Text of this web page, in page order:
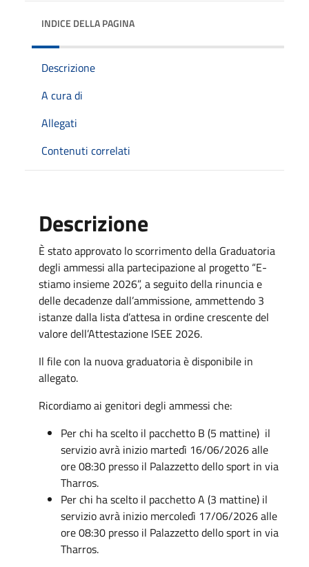
INDICE DELLA PAGINA
Descrizione
A cura di
Allegati
Contenuti correlati
Descrizione
È stato approvato lo scorrimento della Graduatoria
degli ammessi alla partecipazione al progetto “E-
stiamo insieme 2026”, a seguito della rinuncia e
delle decadenze dall’ammissione, ammettendo 3
istanze dalla lista d’attesa in ordine crescente del
valore dell’Attestazione ISEE 2026.
Il file con la nuova graduatoria è disponibile in
allegato.
Ricordiamo ai genitori degli ammessi che:
Per chi ha scelto il pacchetto B (5 mattine) il
servizio avrà inizio martedì 16/06/2026 alle
ore 08:30 presso il Palazzetto dello sport in via
Tharros.
Per chi ha scelto il pacchetto A (3 mattine) il
servizio avrà inizio mercoledì 17/06/2026 alle
ore 08:30 presso il Palazzetto dello sport in via
Tharros.